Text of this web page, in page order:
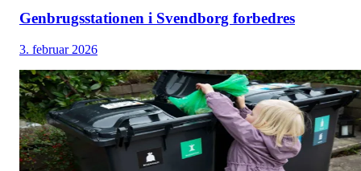
Genbrugsstationen i Svendborg forbedres
3. februar 2026